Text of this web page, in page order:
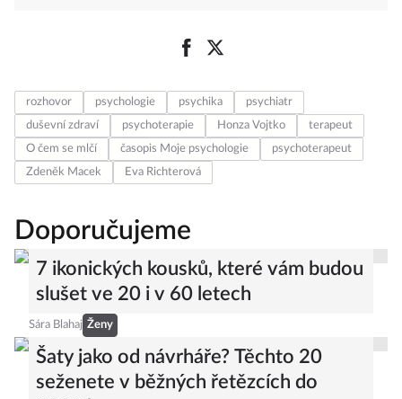
rozhovor psychologie psychika
psychiatr
duševní zdraví
psychoterapie Honza Vojtko
terapeut
O čem se mlčí
časopis Moje psychologie
psychoterapeut
Zdeněk Macek
Eva Richterová
Doporučujeme
7 ikonických kousků, které vám budou
slušet ve 20 i v 60 letech
Sára Blahaj Ženy
Šaty jako od návrháře? Těchto 20
seženete v běžných řetězcích do